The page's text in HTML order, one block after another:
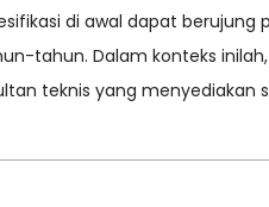
di awal dapat
tahun. Dalam konteks inilah,
teknis yang menyediakan